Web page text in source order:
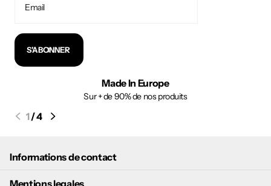
S'ABONNER
Made In Europe
Sur + de 90% de nos produits
1/4
Informations de contact
Mentions legales